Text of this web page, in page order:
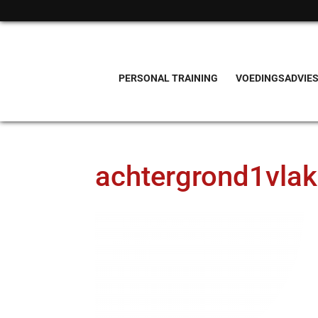
PERSONAL TRAINING VOEDINGSADVIES
achtergrond1vlak